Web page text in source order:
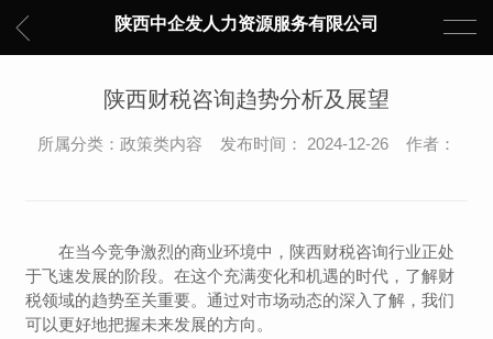
陕西中企发人力资源服务有限公司
陕西财税咨询趋势分析及展望
所属分类：政策类内容 发布时间： 2024-12-26 作者：
在当今竞争激烈的商业环境中，陕西财税咨询行业正处
于飞速发展的阶段。在这个充满变化和机遇的时代，了解财
税领域的趋势至关重要。通过对市场动态的深入了解，我们
可以更好地把握未来发展的方向。